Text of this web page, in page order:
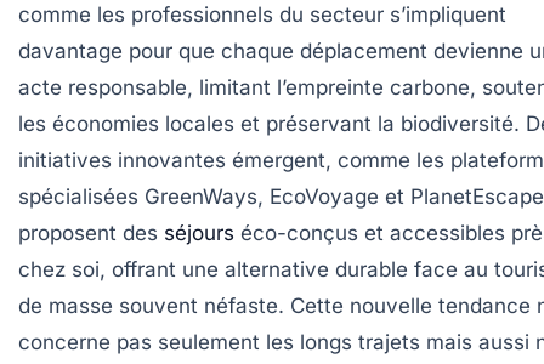
comme les professionnels du secteur s’impliquent
davantage pour que chaque déplacement devienne
acte responsable, limitant l’empreinte carbone,
les économies locales et préservant la biodiversité.
initiatives innovantes émergent, comme les
spécialisées GreenWays, EcoVoyage et
proposent des séjours éco-conçus et accessibles
chez soi, offrant une alternative durable face au
de masse souvent néfaste. Cette nouvelle tendance
concerne pas seulement les longs trajets mais aussi